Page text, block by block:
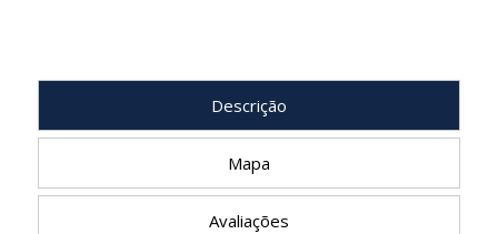
Descrição
Mapa
Avaliações